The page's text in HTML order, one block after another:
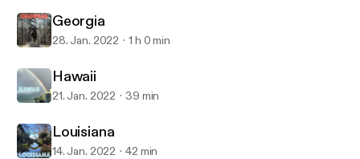
50 States of Mind
Georgia
28. Jan. 2022 1 h 0 min
Hawaii
21. Jan. 2022 39 min
Louisiana
14. Jan. 2022 42 min